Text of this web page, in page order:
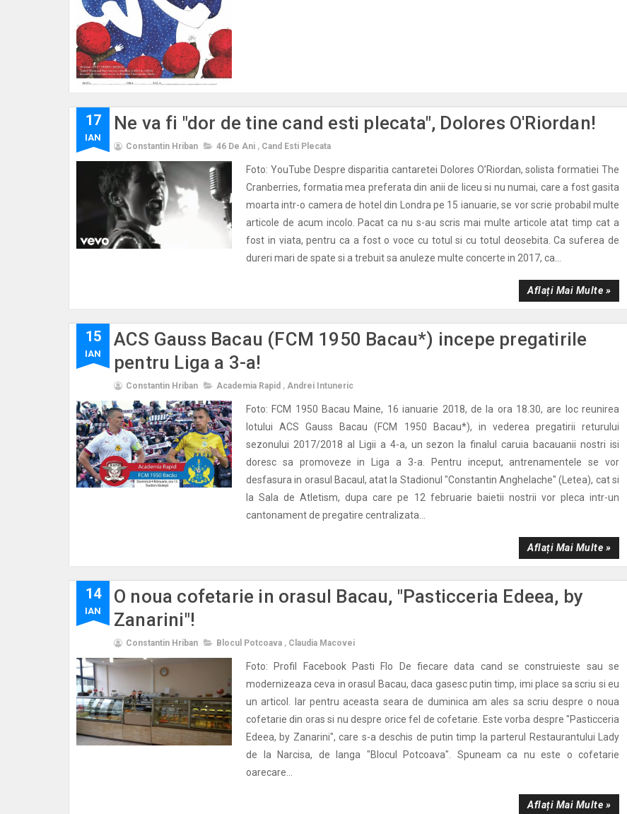
17
IAN
Ne va fi "dor de tine cand esti plecata", Dolores O'Riordan!
Constantin Hriban 46 De Ani , Cand Esti Plecata
Foto: YouTube Despre disparitia cantaretei Dolores O’Riordan, solista formatiei The
Cranberries, formatia mea preferata din anii de liceu si nu numai, care a fost gasita
moarta intr-o camera de hotel din Londra pe 15 ianuarie, se vor scrie probabil multe
articole de acum incolo. Pacat ca nu s-au scris mai multe articole atat timp cat a
fost in viata, pentru ca a fost o voce cu totul si cu totul deosebita. Ca suferea de
dureri mari de spate si a trebuit sa anuleze multe concerte in 2017, ca...
Aflați Mai Multe »
15
IAN
ACS Gauss Bacau (FCM 1950 Bacau*) incepe pregatirile
pentru Liga a 3-a!
Constantin Hriban Academia Rapid , Andrei Intuneric
Foto: FCM 1950 Bacau Maine, 16 ianuarie 2018, de la ora 18.30, are loc reunirea
lotului ACS Gauss Bacau (FCM 1950 Bacau*), in vederea pregatirii returului
sezonului 2017/2018 al Ligii a 4-a, un sezon la finalul caruia bacauanii nostri isi
doresc sa promoveze in Liga a 3-a. Pentru inceput, antrenamentele se vor
desfasura in orasul Bacaul, atat la Stadionul "Constantin Anghelache" (Letea), cat si
la Sala de Atletism, dupa care pe 12 februarie baietii nostrii vor pleca intr-un
cantonament de pregatire centralizata...
Aflați Mai Multe »
14
IAN
O noua cofetarie in orasul Bacau, "Pasticceria Edeea, by
Zanarini"!
Constantin Hriban Blocul Potcoava , Claudia Macovei
Foto: Profil Facebook Pasti Flo De fiecare data cand se construieste sau se
modernizeaza ceva in orasul Bacau, daca gasesc putin timp, imi place sa scriu si eu
un articol. Iar pentru aceasta seara de duminica am ales sa scriu despre o noua
cofetarie din oras si nu despre orice fel de cofetarie. Este vorba despre "Pasticceria
Edeea, by Zanarini", care s-a deschis de putin timp la parterul Restaurantului Lady
de la Narcisa, de langa "Blocul Potcoava". Spuneam ca nu este o cofetarie
oarecare...
Aflați Mai Multe »